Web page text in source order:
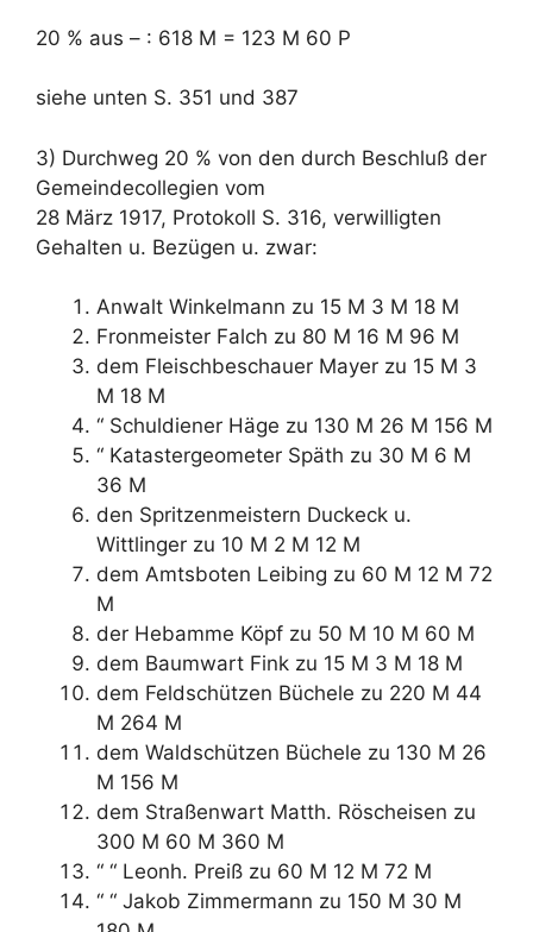
20 % aus – : 618 M = 123 M 60 P
siehe unten S. 351 und 387
3) Durchweg 20 % von den durch Beschluß der
Gemeindecollegien vom
28 März 1917, Protokoll S. 316, verwilligten
Gehalten u. Bezügen u. zwar:
Anwalt Winkelmann zu 15 M 3 M 18 M
Fronmeister Falch zu 80 M 16 M 96 M
dem Fleischbeschauer Mayer zu 15 M 3
M 18 M
“ Schuldiener Häge zu 130 M 26 M 156 M
“ Katastergeometer Späth zu 30 M 6 M
36 M
den Spritzenmeistern Duckeck u.
Wittlinger zu 10 M 2 M 12 M
dem Amtsboten Leibing zu 60 M 12 M 72
M
der Hebamme Köpf zu 50 M 10 M 60 M
dem Baumwart Fink zu 15 M 3 M 18 M
dem Feldschützen Büchele zu 220 M 44
M 264 M
dem Waldschützen Büchele zu 130 M 26
M 156 M
dem Straßenwart Matth. Röscheisen zu
300 M 60 M 360 M
“ “ Leonh. Preiß zu 60 M 12 M 72 M
“ “ Jakob Zimmermann zu 150 M 30 M